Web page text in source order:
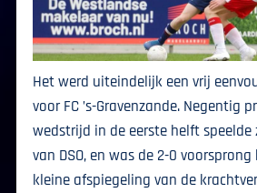
Het werd uiteindelijk een vrij
voor FC ’s-Gravenzande. Negentig
wedstrijd in de eerste helft
van DSO, en was de 2-0
kleine afspiegeling van de